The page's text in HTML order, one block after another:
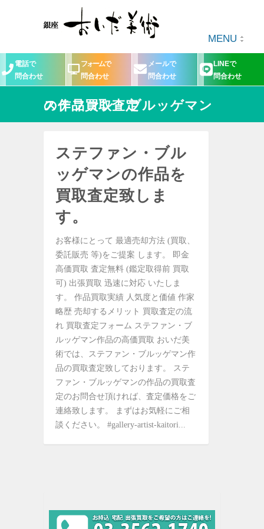
MENU
電話で
問合わせ
フォームで
問合わせ
メールで
問合わせ
LINEで
問合わせ
ステファン・ブルッゲマンの作品買取査定
ステファン・ブル
ッゲマンの作品を
買取査定致しま
す。
お客様にとって 最適売却方法 (買取、
委託販売 等)をご提案 します。 即金
高価買取 査定無料 (鑑定取得前 買取
可) 出張買取 迅速に対応 いたしま
す。 作品買取実績 人気度と価値 作家
略歴 売却するメリット 買取査定の流
れ 買取査定フォーム ステファン・ブ
ルッゲマン作品の高価買取 おいだ美
術では、ステファン・ブルッゲマン作
品の買取査定致しております。 ステ
ファン・ブルッゲマンの作品の買取査
定のお問合せ頂ければ、査定価格をご
連絡致します。 まずはお気軽にご相
談ください。 #gallery-artist-kaitori...